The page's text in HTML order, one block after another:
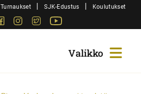
Turnaukset | SJK-Edustus | Koulutukset
FacebookInstagram
Twitter